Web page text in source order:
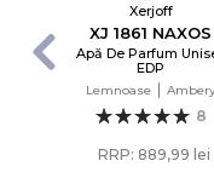
Xerjoff
XJ 1861 NAXOS
Apă De Parfum
EDP
Lemnoase
8
RRP: 889,99 lei